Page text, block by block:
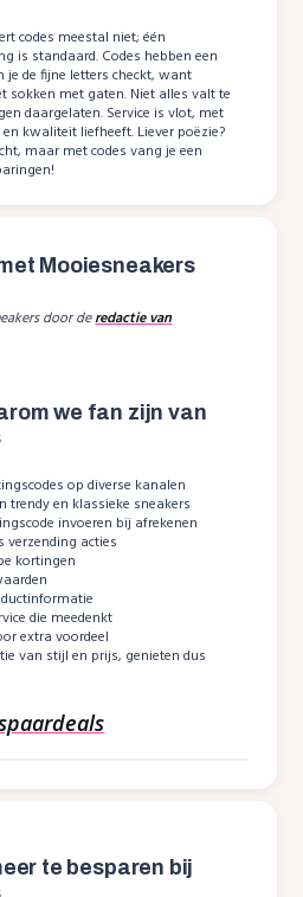
codes meestal niet; één
is standaard. Codes hebben een
de fijne letters checkt, want
sokken met gaten. Niet alles valt te
daargelaten. Service is vlot, met
kwaliteit liefheeft. Liever poëzie?
maar met codes vang je een
Mooiesneakers
door deredactie van
we fan zijn van
op diverse kanalen
trendy en klassieke sneakers
invoeren bij afrekenen
verzending acties
kortingen
die meedenkt
extra voordeel
van stijl en prijs, genieten dus
te besparen bij